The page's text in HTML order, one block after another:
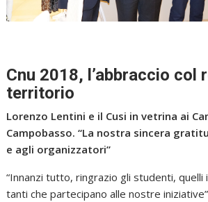
Cnu 2018, l’abbraccio col
territorio
Lorenzo Lentini e il Cusi in vetrina ai
Campobasso. “La nostra sincera
e agli organizzatori”
“Innanzi tutto, ringrazio gli studenti, quelli
tanti che partecipano alle nostre